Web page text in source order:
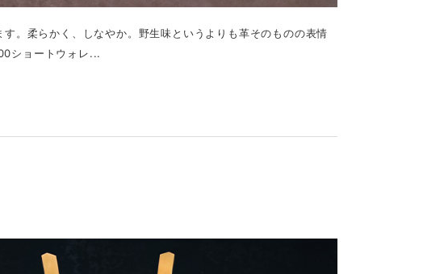
。柔らかく、しなやか。野生味というよりも革そのものの表情
ショートウォレ...